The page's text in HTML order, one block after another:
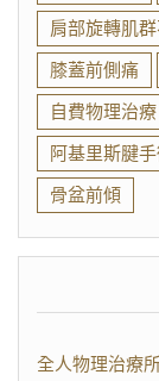
肩部旋轉肌
膝蓋前側痛
自費物理治療
阿基里斯腱
骨盆前傾
全人物理治療